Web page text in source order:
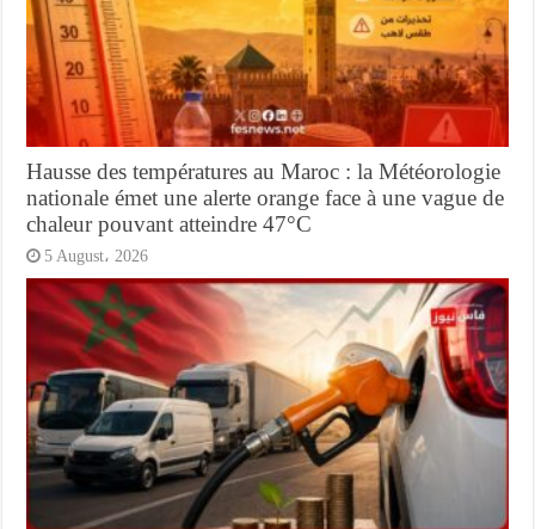
Hausse des températures au Maroc : la Météorologie
nationale émet une alerte orange face à une vague de
chaleur pouvant atteindre 47°C
5 August، 2026